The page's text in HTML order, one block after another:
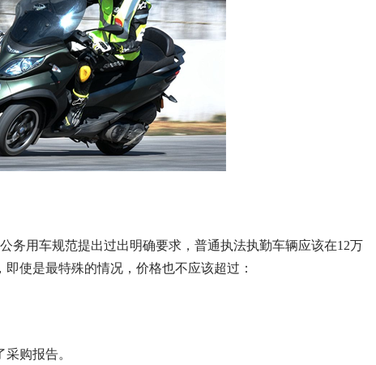
务用车规范提出过出明确要求，普通执法执勤车辆应该在12万
使是最特殊的情况，价格也不应该超过：
购报告。